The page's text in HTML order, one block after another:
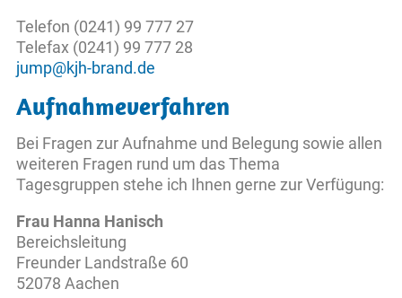
Telefon (0241) 99 777 27
Telefax (0241) 99 777 28
jump@kjh-brand.de
Aufnahmeverfahren
Bei Fragen zur Aufnahme und Belegung sowie allen
weiteren Fragen rund um das Thema
Tagesgruppen stehe ich Ihnen gerne zur Verfügung:
Frau Hanna Hanisch
Bereichsleitung
Freunder Landstraße 60
52078 Aachen